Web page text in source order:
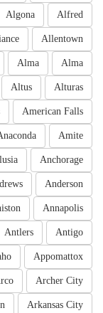
Alfred
Algona
Allentown
Alma
Alma
Alturas
Altus
American Falls
Amite
Anchorage
Anderson
Annapolis
Antigo
Antlers
Appomattox
Archer City
Arkansas City